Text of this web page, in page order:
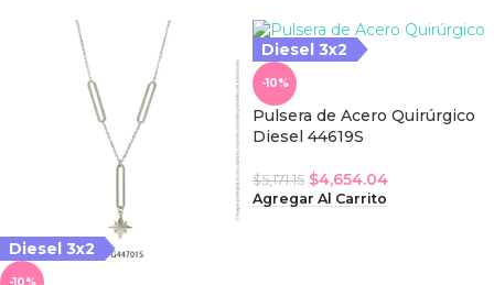
Diesel 3x2
Diesel 3x2
-10%
Pulsera de Acero Quirúrgico
Diesel 44619S
$5,171.15 $4,654.04
Agregar Al Carrito